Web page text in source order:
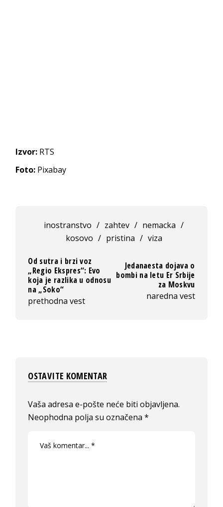
Izvor: RTS
Foto: Pixabay
inostranstvo / zahtev / nemacka /
kosovo / pristina / viza
Od sutra i brzi voz
„Regio Ekspres“: Evo
koja je razlika u odnosu
na „Soko“
prethodna vest
Jedanaesta dojava o
bombi na letu Er Srbije
za Moskvu
naredna vest
OSTAVITE KOMENTAR
Vaša adresa e-pošte neće biti objavljena.
Neophodna polja su označena*